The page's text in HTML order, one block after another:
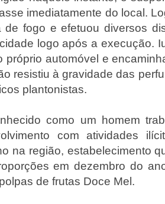
imediatamente do local.
fogo e efetuou diversos
logo após a execução.
automóvel e
resistiu à gravidade das
plantonistas.
como um homem
com atividades
na região, estabelecimento
em dezembro do
de frutas Doce Mel.